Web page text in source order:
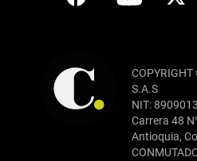
S.A.S
NIT:
Carrera 48
Antioquia,